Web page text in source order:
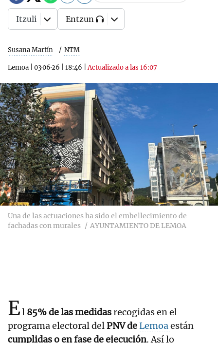
Susana Martín NTM
Lemoa 03·06·26 18:46 |Actualizado a las 16:07
Itzuli Entzun
Una de las actuaciones ha sido el embellecimiento de
fachadas con murales
AYUNTAMIENTO DE LEMOA
El 85% de las medidasrecogidas en el
programa electoral delPNV deLemoaestán
cumplidas o en fase de ejecución. Así lo